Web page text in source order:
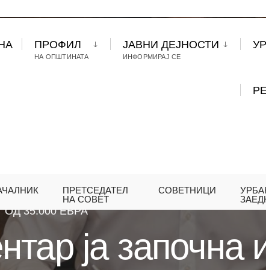
ПРОФИЛ
НА ОПШТИНАТА
ЈАВНИ ДЕЈНОСТИ
ИНФОРМИРАЈ СЕ
ПРЕТСЕДАТЕЛ
НА СОВЕТ
СОВЕТНИЦИ
ОПШТИНА ЦЕНТАР ЈА ЗАПОЧНА ИСПЛАТАТА
35.000 ЕВРА
ја започна